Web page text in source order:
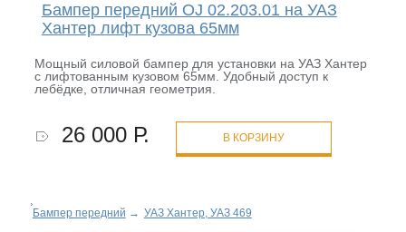
Бампер передний OJ 02.203.01 на УАЗ
Хантер лифт кузова 65мм
Мощный силовой бампер для установки на УАЗ Хантер
с лифтованным кузовом 65мм. Удобный доступ к
лебёдке, отличная геометрия.
26 000 Р. В КОРЗИНУ
Бампер передний → УАЗ Хантер, УАЗ 469